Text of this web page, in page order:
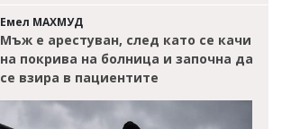
Емел МАХМУД
Мъж е арестуван, след като се качи
на покрива на болница и започна да
се взира в пациентите